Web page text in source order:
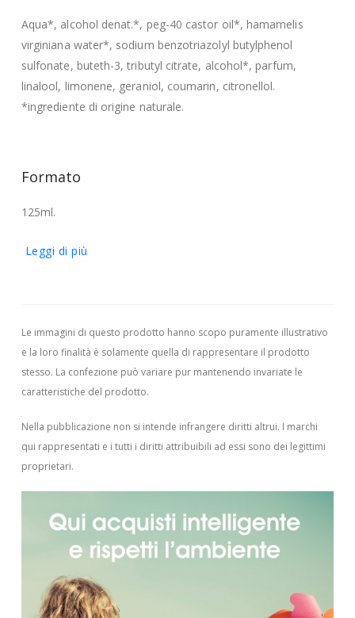
Aqua*, alcohol denat.*, peg-40 castor oil*, hamamelis
virginiana water*, sodium benzotriazolyl butylphenol
sulfonate, buteth-3, tributyl citrate, alcohol*, parfum,
linalool, limonene, geraniol, coumarin, citronellol.
*ingrediente di origine naturale.
Formato
125ml.
Leggi di più
Le immagini di questo prodotto hanno scopo puramente illustrativo
e la loro finalità è solamente quella di rappresentare il prodotto
stesso. La confezione può variare pur mantenendo invariate le
caratteristiche del prodotto.
Nella pubblicazione non si intende infrangere diritti altrui. I marchi
qui rappresentati e i tutti i diritti attribuibili ad essi sono dei legittimi
proprietari.